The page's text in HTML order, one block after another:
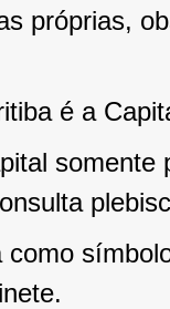
próprias,
é a
somente
como